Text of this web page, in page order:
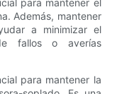
para mantener el
Además, mantener
a minimizar el
fallos o averías
para mantener la